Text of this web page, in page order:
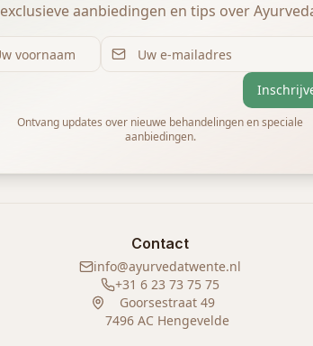
exclusieve aanbiedingen en tips over
Ontvang updates over nieuwe behandelingen en speciale
aanbiedingen.
Contact
info@ayurvedatwente.nl
+31 6 23 73 75 75
Goorsestraat 49
7496 AC Hengevelde